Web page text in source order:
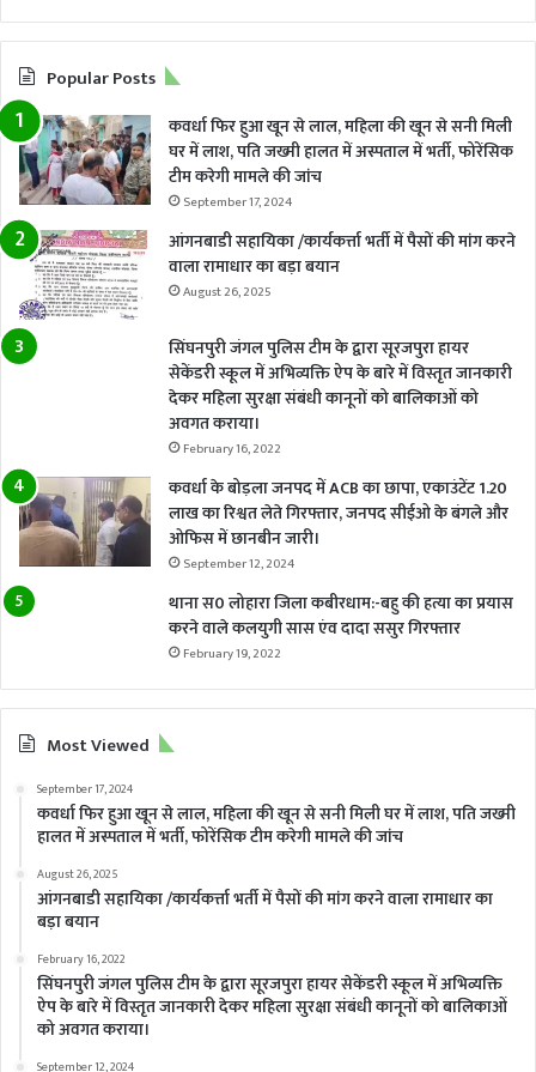
Popular Posts
कवर्धा फिर हुआ खून से लाल, महिला की खून से सनी मिली
घर में लाश, पति जख्मी हालत में अस्पताल में भर्ती, फोरेंसिक
टीम करेगी मामले की जांच
September 17, 2024
आंगनबाडी सहायिका /कार्यकर्त्ता भर्ती में पैसों की मांग करने
वाला रामाधार का बड़ा बयान
August 26, 2025
सिंघनपुरी जंगल पुलिस टीम के द्वारा सूरजपुरा हायर
सेकेंडरी स्कूल में अभिव्यक्ति ऐप के बारे में विस्तृत जानकारी
देकर महिला सुरक्षा संबंधी कानूनों को बालिकाओं को
अवगत कराया।
February 16, 2022
कवर्धा के बोड़ला जनपद में ACB का छापा, एकाउंटेंट 1.20
लाख का रिश्वत लेते गिरफ्तार, जनपद सीईओ के बंगले और
ओफिस में छानबीन जारी।
September 12, 2024
थाना स0 लोहारा जिला कबीरधाम:-बहु की हत्या का प्रयास
करने वाले कलयुगी सास एंव दादा ससुर गिरफ्तार
February 19, 2022
Most Viewed
September 17, 2024
कवर्धा फिर हुआ खून से लाल, महिला की खून से सनी मिली घर में लाश, पति जख्मी
हालत में अस्पताल में भर्ती, फोरेंसिक टीम करेगी मामले की जांच
August 26, 2025
आंगनबाडी सहायिका /कार्यकर्त्ता भर्ती में पैसों की मांग करने वाला रामाधार का
बड़ा बयान
February 16, 2022
सिंघनपुरी जंगल पुलिस टीम के द्वारा सूरजपुरा हायर सेकेंडरी स्कूल में अभिव्यक्ति
ऐप के बारे में विस्तृत जानकारी देकर महिला सुरक्षा संबंधी कानूनों को बालिकाओं
को अवगत कराया।
September 12, 2024